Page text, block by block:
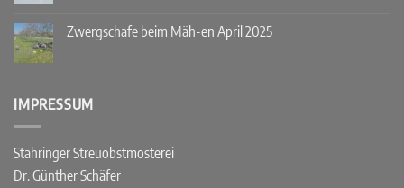
zu
Deutschlands
unserem
Apfelverjus
Zwergschafe beim Mäh-en April 2025
beim
Mäh-
IMPRESSUM
Stahringer Streuobstmosterei
Dr. Günther Schäfer